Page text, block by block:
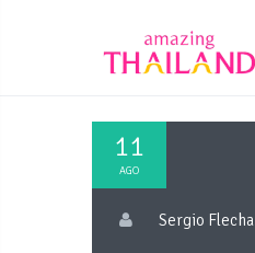
11
AGO
Sergio Flecha